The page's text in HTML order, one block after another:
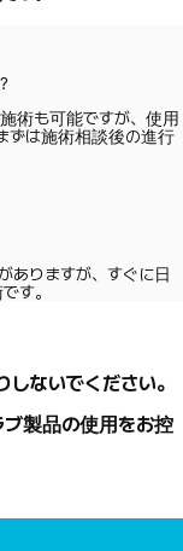
術も可能ですが、使用
ずは施術相談後の進行
ありますが、すぐに日
す。
ないでください。
製品の使用をお控